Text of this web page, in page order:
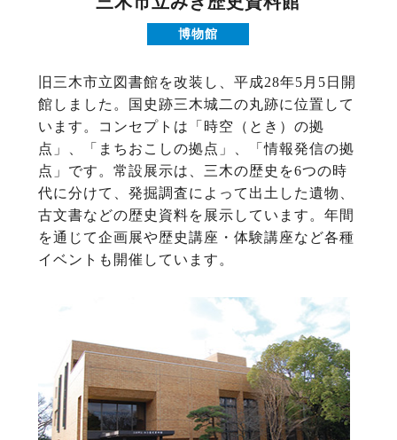
博物館
旧三木市立図書館を改装し、平成28年5月5日開
館しました。国史跡三木城二の丸跡に位置して
います。コンセプトは「時空（とき）の拠
点」、「まちおこしの拠点」、「情報発信の拠
点」です。常設展示は、三木の歴史を6つの時
代に分けて、発掘調査によって出土した遺物、
古文書などの歴史資料を展示しています。年間
を通じて企画展や歴史講座・体験講座など各種
イベントも開催しています。